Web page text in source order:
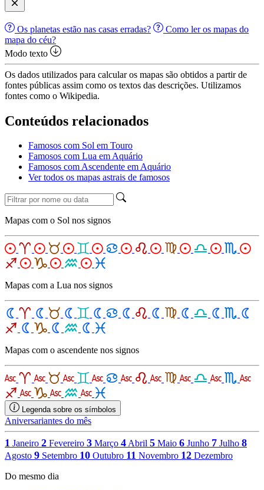
Os planetas estão nas casas erradas?
Como ler os mapas do
mapa do céu?
Modo texto
Os dados utilizados para calcular os mapas são obtidos a partir de
fontes públicas assim como os textos das descrições. Utilizamos
fontes como o Wikipedia.
Conteúdos relacionados
Famosos com Sol em Touro
Famosos com Lua em Aquário
Famosos com Ascendente em Aquário
Ver todos os mapas astrais de famosos
Mapas com o Sol nos signos
Mapas com a Lua nos signos
Mapas com o ascendente nos signos
Legenda sobre os símbolos
Aniversariantes do mês
1 Janeiro 2 Fevereiro 3 Março 4Abril 5 Maio 6 Junho 7 Julho 8
Agosto 9 Setembro 10 Outubro 11 Novembro 12 Dezembro
Do mesmo dia